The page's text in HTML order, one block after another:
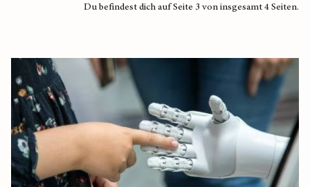
Du befindest dich auf Seite 3 von insgesamt 4 Seiten.